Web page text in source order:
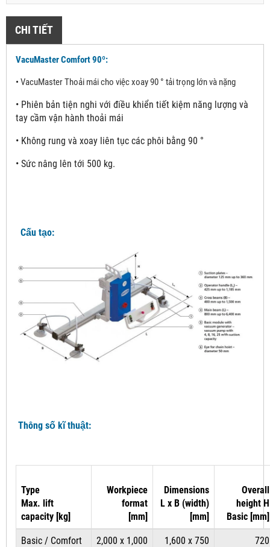
CHI TIẾT
VacuMaster Comfort 90º:
•VacuMaster Thoải mái cho việc xoay 90 ° tải trọng lớn và nặng
• Phiên bản tiện nghi với điều khiển tiết kiệm năng lượng và
tay cầm vận hành thoải mái
• Không rung và xoay liên tục các phôi bằng 90 °
• Sức nâng lên tới 500 kg.
Cấu tạo:
Thông số kĩ thuật:
Type
Max. lift
capacity [kg]
Workpiece
format
[mm]
Dimensions
L x B (width)
[mm]
Overall
height H
Basic [mm]
Basic / Comfort
2,000 x 1,000 1,600 x 750 720